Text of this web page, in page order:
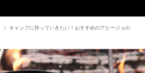
キャンプに持っていきたい！おすすめのアヒージョの